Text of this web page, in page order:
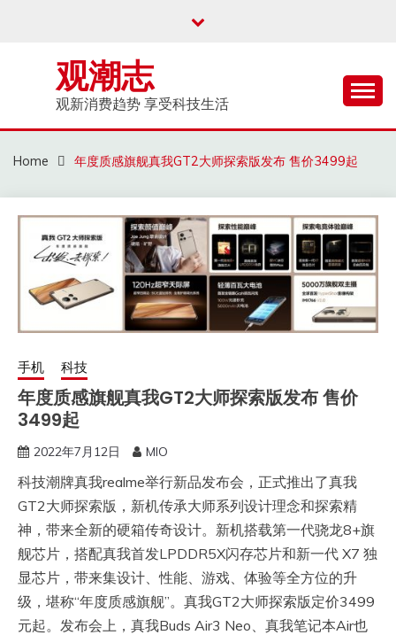
观潮志
观新消费趋势 享受科技生活
Home 年度质感旗舰真我GT2大师探索版发布 售价3499起
手机 科技
年度质感旗舰真我GT2大师探索版发布 售价
3499起
2022年7月12日 MIO
科技潮牌真我realme举行新品发布会，正式推出了真我
GT2大师探索版，新机传承大师系列设计理念和探索精
神，带来全新的硬箱传奇设计。新机搭载第一代骁龙8+旗
舰芯片，搭配真我首发LPDDR5X闪存芯片和新一代 X7 独
显芯片，带来集设计、性能、游戏、体验等全方位的升
级，堪称“年度质感旗舰”。真我GT2大师探索版定价3499
元起。发布会上，真我Buds Air3 Neo、真我笔记本Air也